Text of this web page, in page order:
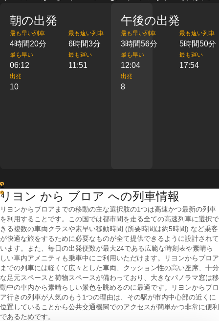
朝の出発
最も早い列車
4時間20分
最も遠い列車
6時間3分
最も早い
06:12
最も遅い
11:51
出発
10
午後の出発
最も早い列車
3時間56分
最も遠い列車
5時間50分
最も早い
12:04
最も遅い
17:54
出発
8
1
2
リヨン から ブロア への列車情報
リヨンからブロアまでの移動の主な選択肢の1つは高速かつ最新の列車
を利用することです。この国では都市間を走る全ての高速列車に選択で
きる複数の車両クラスや素早い移動時間 (所要時間は約5時間) など乗客
が快適な旅をするために必要なものが全て提供できるように設計されて
います。また、毎日の出発便数が最大24である広範な時刻表や素晴ら
しい車内アメニティも乗車中にご利用いただけます。リヨンからブロア
までの列車には軽くて広々とした車両、クッション性の高い座席、十分
な足元スペースと荷物スペースが備わっており、大きなパノラマ窓は移
動中の車内から素晴らしい景色を眺めるのに最適です。リヨンからブロ
ア行きの列車が人気のもう1つの理由は、その駅が市内中心部の近くに
位置していることから公共交通機関でのアクセスが簡単かつ非常に便利
であるためです。